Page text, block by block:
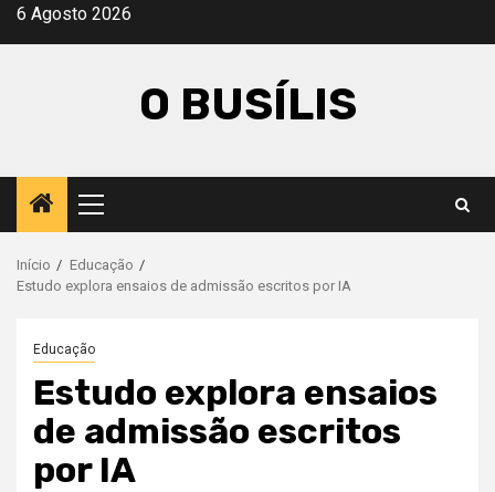
Avançar
6 Agosto 2026
O BUSÍLIS
Menu
principal
Início
Educação
Estudo explora ensaios de admissão escritos por IA
Educação
Estudo explora ensaios
de admissão escritos
por IA